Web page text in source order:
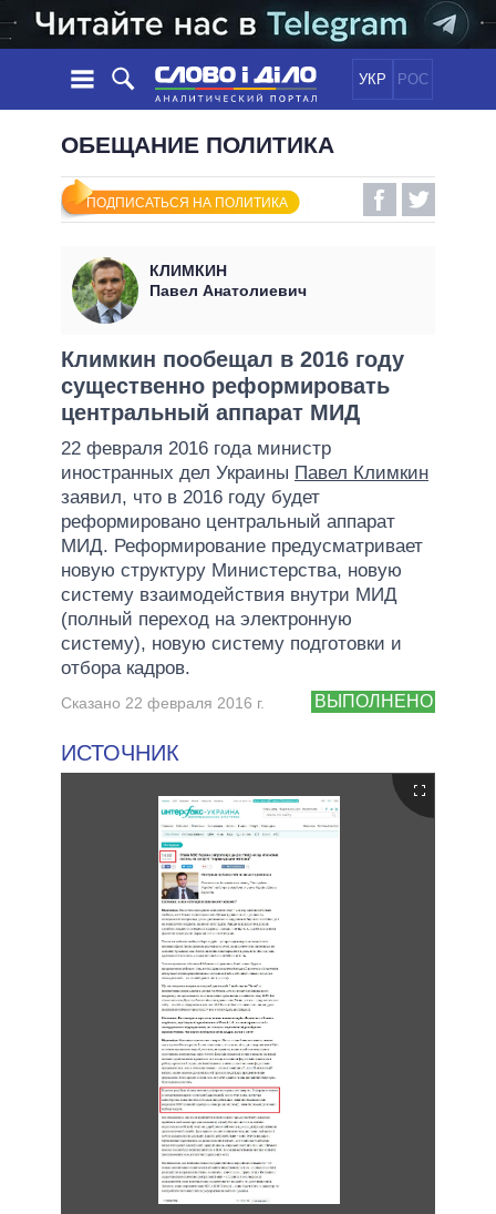
УКР РОС
НОВОСТИ
ЛЕНТА
СОБЫТИЯ
СТАТЬИ
МНЕНИЯ
ОБЗОРЫ
ДАЙДЖЕСТЫ
ПОЛИТИКА
ЭКОНОМИКА
МИР
ОБЕЩАНИЯ
ВСЕ ПОЛИТИКИ
ПРЕЗИДЕНТ И ОФИС
ВЕРХОВНАЯ РАДА
КАБИНЕТ МИНИСТРОВ
ГЛАВЫ ОБЛАДМИНИСТРАЦИЙ
МЭРЫ
ВСЕ ПЕРСОНЫ
ИНФОГРАФИКА
ПОДДЕРЖАТЬ
ОБЕЩАНИЕ ПОЛИТИКА
ПОДПИСАТЬСЯ НА ПОЛИТИКА
КЛИМКИН
Павел Анатолиевич
Климкин пообещал в 2016 году
существенно реформировать
центральный аппарат МИД
22 февраля 2016 года министр
иностранных дел Украины Павел Климкин
заявил, что в 2016 году будет
реформировано центральный аппарат
МИД. Реформирование предусматривает
новую структуру Министерства, новую
систему взаимодействия внутри МИД
(полный переход на электронную
систему), новую систему подготовки и
отбора кадров.
ВЫПОЛНЕНО
Сказано 22 февраля 2016 г.
ИСТОЧНИК